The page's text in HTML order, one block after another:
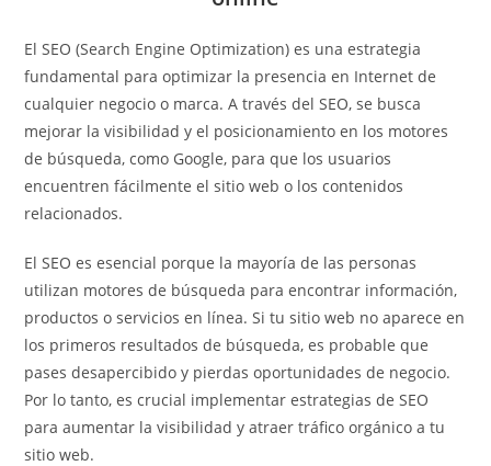
El SEO (Search Engine Optimization) es una estrategia
fundamental para optimizar la presencia en Internet de
cualquier negocio o marca. A través del SEO, se busca
mejorar la visibilidad y el posicionamiento en los motores
de búsqueda, como Google, para que los usuarios
encuentren fácilmente el sitio web o los contenidos
relacionados.
El SEO es esencial porque la mayoría de las personas
utilizan motores de búsqueda para encontrar información,
productos o servicios en línea. Si tu sitio web no aparece en
los primeros resultados de búsqueda, es probable que
pases desapercibido y pierdas oportunidades de negocio.
Por lo tanto, es crucial implementar estrategias de SEO
para aumentar la visibilidad y atraer tráfico orgánico a tu
sitio web.